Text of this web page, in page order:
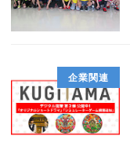
企業関連